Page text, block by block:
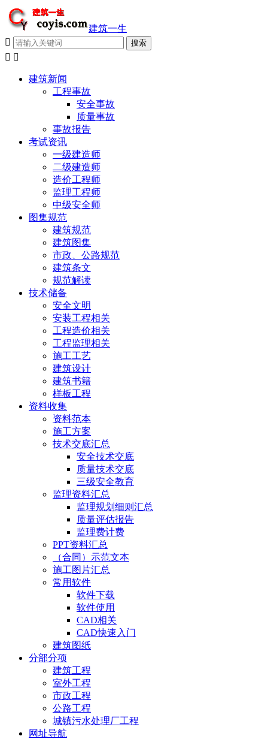
建筑一生

 
建筑新闻
工程事故
安全事故
质量事故
事故报告
考试资讯
一级建造师
二级建造师
造价工程师
监理工程师
中级安全师
图集规范
建筑规范
建筑图集
市政、公路规范
建筑条文
规范解读
技术储备
安全文明
安装工程相关
工程造价相关
工程监理相关
施工工艺
建筑设计
建筑书籍
样板工程
资料收集
资料范本
施工方案
技术交底汇总
安全技术交底
质量技术交底
三级安全教育
监理资料汇总
监理规划细则汇总
质量评估报告
监理费计费
PPT资料汇总
（合同）示范文本
施工图片汇总
常用软件
软件下载
软件使用
CAD相关
CAD快速入门
建筑图纸
分部分项
建筑工程
室外工程
市政工程
公路工程
城镇污水处理厂工程
网址导航